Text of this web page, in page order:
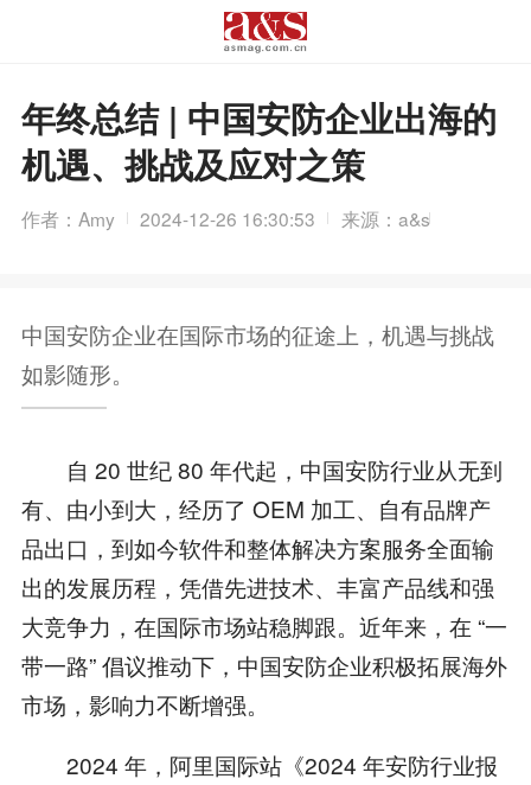
年终总结 | 中国安防企业出海的
机遇、挑战及应对之策
作者：Amy 2024-12-26 16:30:53 来源：a&s
中国安防企业在国际市场的征途上，机遇与挑战
如影随形。
自 20 世纪 80 年代起，中国安防行业从无到
有、由小到大，经历了 OEM 加工、自有品牌产
品出口，到如今软件和整体解决方案服务全面输
出的发展历程，凭借先进技术、丰富产品线和强
大竞争力，在国际市场站稳脚跟。近年来，在 “一
带一路” 倡议推动下，中国安防企业积极拓展海外
市场，影响力不断增强。
2024 年，阿里国际站《2024 年安防行业报